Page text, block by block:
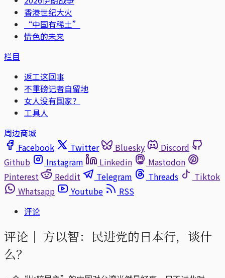
香港世纪大火
“中国有稀土”
情色的未来
栏目
返工这回事
不重磅记者自留地
女人没有国家？
工具人
周边商城
Facebook
Twitter Bluesky
Discord
Github
Instagram Linkedin
Mastodon
Pinterest
Reddit Telegram Threads
Tiktok
Whatsapp
Youtube
RSS
评论
评论｜ 方以智：民进党的日本行，谈什
么？